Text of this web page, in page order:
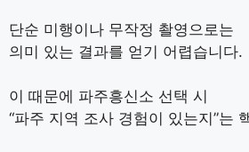
단순 미행이나 무작정 촬영으로는
의미 있는 결과를 얻기 어렵습니다.
이 때문에 파주흥신소 선택 시
“파주 지역 조사 경험이 있는지”는